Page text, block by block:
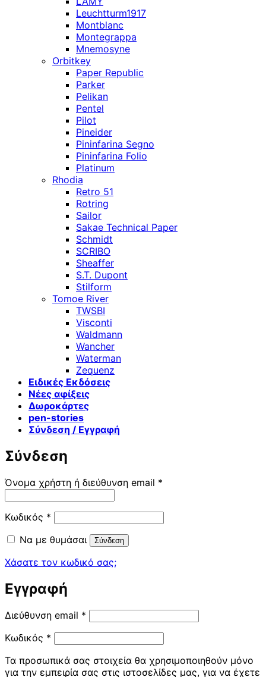
Leuchtturm1917
Montblanc
Montegrappa
Mnemosyne
Orbitkey
Paper Republic
Parker
Pelikan
Pentel
Pilot
Pineider
Pininfarina Segno
Pininfarina Folio
Platinum
Rhodia
Retro 51
Rotring
Sailor
Sakae Technical Paper
Schmidt
SCRIBO
Sheaffer
S.T. Dupont
Stilform
Tomoe River
TWSBI
Visconti
Waldmann
Wancher
Waterman
Zequenz
Ειδικές Εκδόσεις
Νέες αφίξεις
Δωροκάρτες
pen-stories
Σύνδεση / Εγγραφή
Σύνδεση
Όνομα χρήστη ή διεύθυνση email *
Κωδικός * Απαιτείται
Να με θυμάσαι
Σύνδεση
Χάσατε τον κωδικό σας;
Εγγραφή
Διεύθυνση email * Απαιτείται
Κωδικός * Απαιτείται
Τα προσωπικά σας στοιχεία θα χρησιμοποιηθούν μόνο
για την εμπειρία σας στις ιστοσελίδες μας, για να έχετε